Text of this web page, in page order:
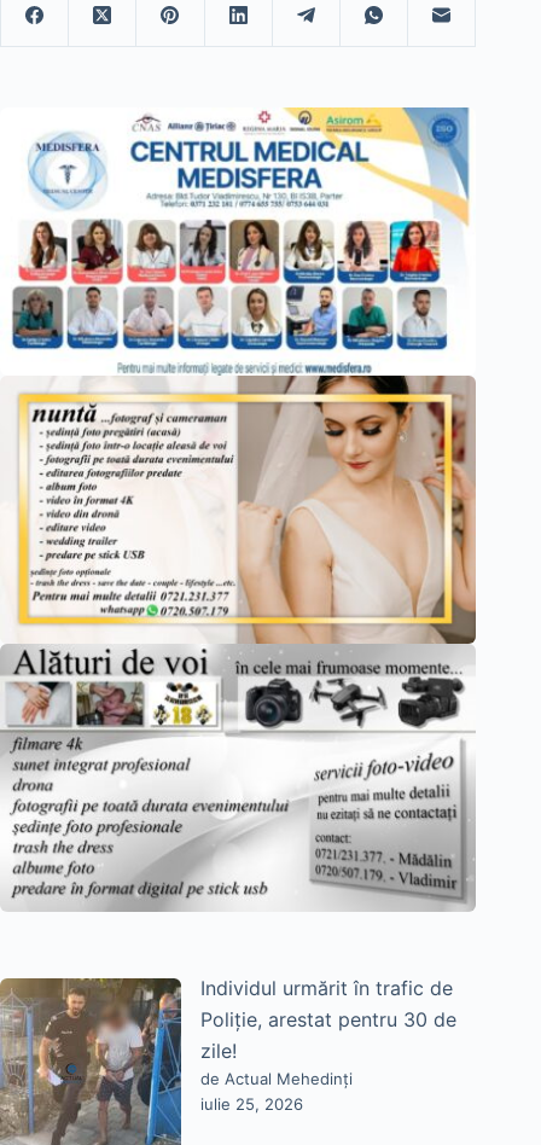
Individul urmărit în trafic de
Poliție, arestat pentru 30 de
zile!
de Actual Mehedinți
iulie 25, 2026